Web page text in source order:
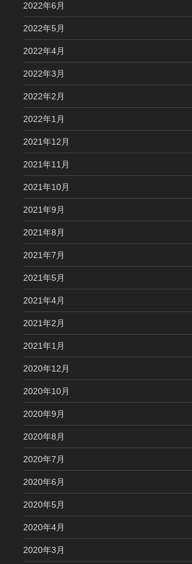
2022年6月
2022年5月
2022年4月
2022年3月
2022年2月
2022年1月
2021年12月
2021年11月
2021年10月
2021年9月
2021年8月
2021年7月
2021年5月
2021年4月
2021年2月
2021年1月
2020年12月
2020年10月
2020年9月
2020年8月
2020年7月
2020年6月
2020年5月
2020年4月
2020年3月